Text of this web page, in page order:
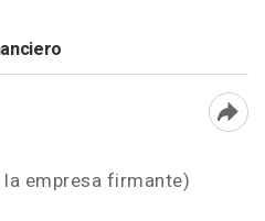
empresa firmante)